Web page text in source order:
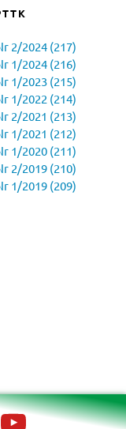
2/2024 (217)
1/2024 (216)
1/2023 (215)
1/2022 (214)
2/2021 (213)
1/2021 (212)
1/2020 (211)
2/2019 (210)
1/2019 (209)